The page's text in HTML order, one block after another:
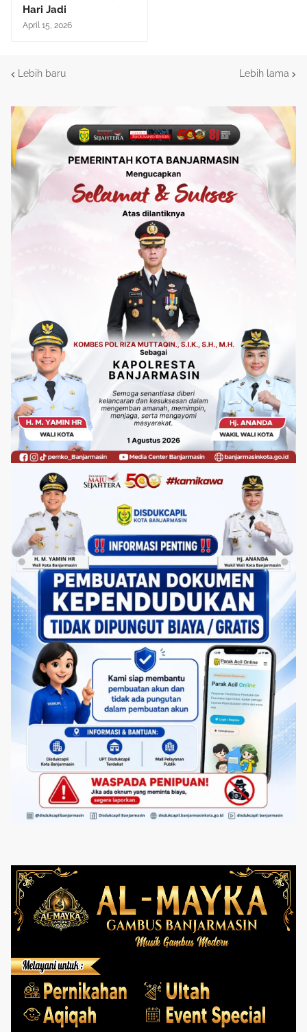
Hari Jadi
April 15, 2026
Lebih baru Lebih lama